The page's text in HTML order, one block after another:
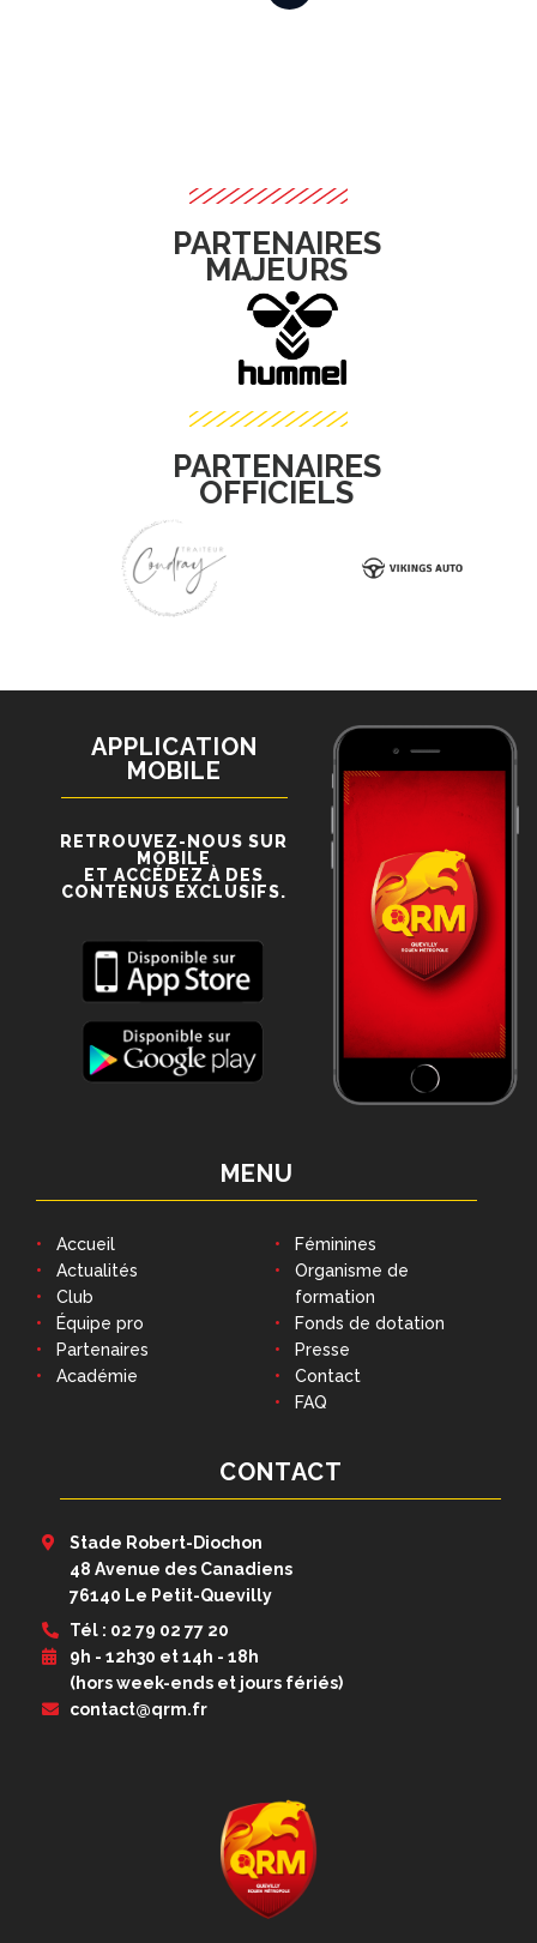
PARTENAIRES
MAJEURS
PARTENAIRES
OFFICIELS
CONTACT
Stade Robert-Diochon
48 Avenue des Canadiens
76140 Le Petit-Quevilly
Tél : 02 79 02 77 20
9h - 12h30 et 14h - 18h
(hors week-ends et jours fériés)
contact@qrm.fr
MENU
Accueil
Actualités
Club
Équipe pro
Partenaires
Académie
Féminines
Organisme de
formation
Fonds de dotation
Presse
Contact
FAQ
APPLICATION
MOBILE
RETROUVEZ-NOUS SUR
MOBILE
ET ACCÉDEZ À DES
CONTENUS EXCLUSIFS.